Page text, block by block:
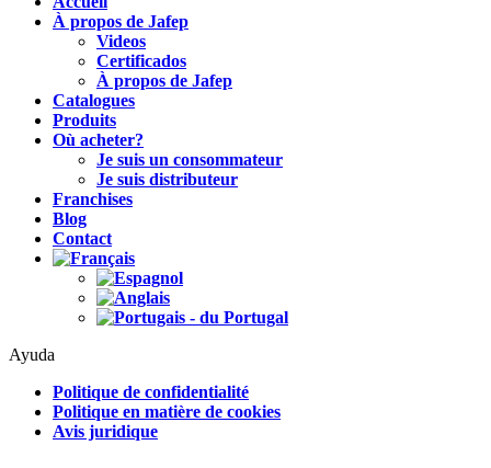
À propos de Jafep
Videos
Certificados
À propos de Jafep
Catalogues
Produits
Où acheter?
Je suis un consommateur
Je suis distributeur
Franchises
Blog
Contact
Ayuda
Politique de confidentialité
Politique en matière de cookies
Avis juridique